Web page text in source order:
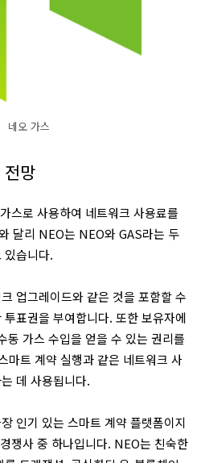
네오 가스
망
스로 사용하여 네트워크 사용료를
달리 NEO는 NEO와 GAS라는 두
있습니다.
업그레이드와 같은 것을 포함할 수
표권을 부여합니다. 또한 보유자에
동 가스 수입을 얻을 수 있는 권리를
마트 계약 실행과 같은 네트워크 사
데 사용됩니다.
인기 있는 스마트 계약 플랫폼이지
쟁사 중 하나입니다. NEO는 친숙한